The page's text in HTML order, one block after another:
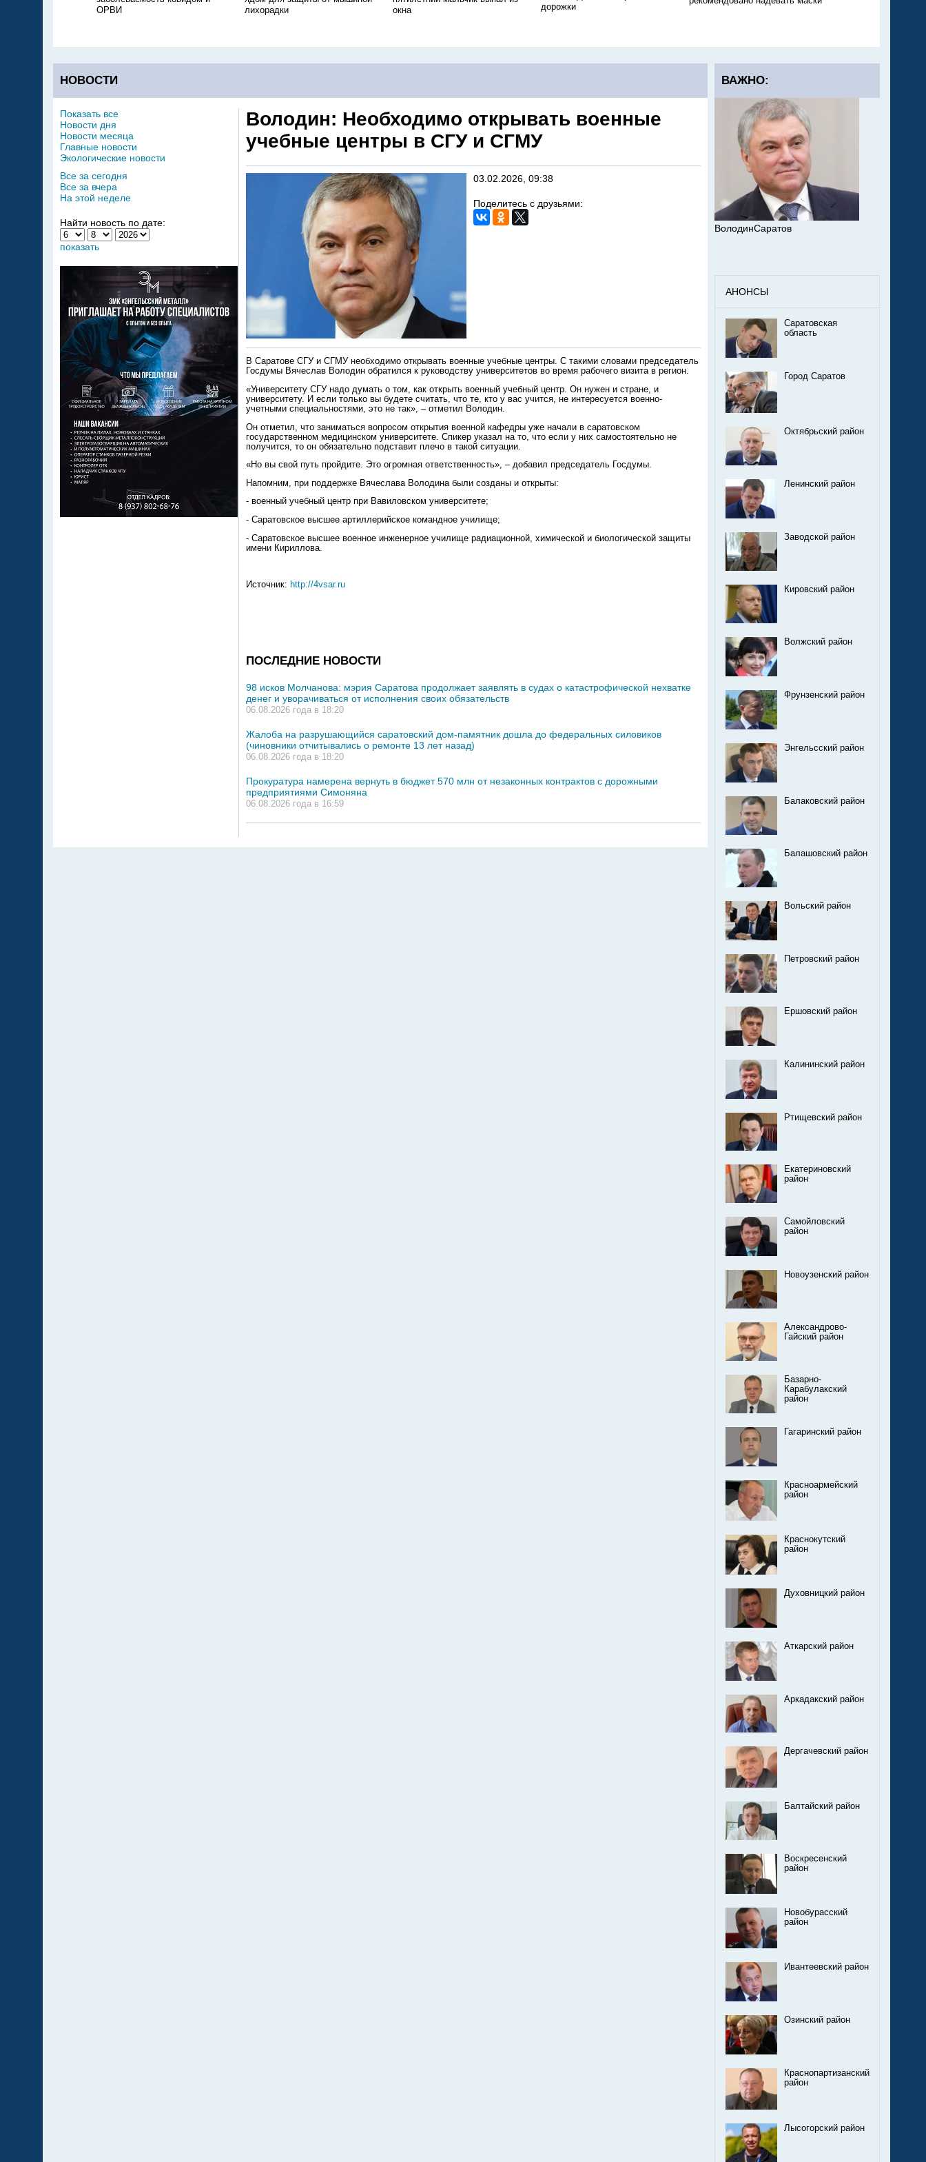
ОРВИ
лихорадки
окна
дорожки
НОВОСТИ
Володин: Необходимо открывать военные
учебные центры в СГУ и СГМУ
03.02.2026, 09:38
Поделитесь с друзьями:
В Саратове СГУ и СГМУ необходимо открывать военные учебные центры. С такими словами председатель
Госдумы Вячеслав Володин обратился к руководству университетов во время рабочего визита в регион.
«Университету СГУ надо думать о том, как открыть военный учебный центр. Он нужен и стране, и
университету. И если только вы будете считать, что те, кто у вас учится, не интересуется военно-
учетными специальностями, это не так», – отметил Володин.
Он отметил, что заниматься вопросом открытия военной кафедры уже начали в саратовском
государственном медицинском университете. Спикер указал на то, что если у них самостоятельно не
получится, то он обязательно подставит плечо в такой ситуации.
«Но вы свой путь пройдите. Это огромная ответственность», – добавил председатель Госдумы.
Напомним, при поддержке Вячеслава Володина были созданы и открыты:
- военный учебный центр при Вавиловском университете;
- Саратовское высшее артиллерийское командное училище;
- Саратовское высшее военное инженерное училище радиационной, химической и биологической защиты
имени Кириллова.
Источник: http://4vsar.ru
ПОСЛЕДНИЕ НОВОСТИ
98 исков Молчанова: мэрия Саратова продолжает заявлять в судах о катастрофической нехватке
денег и уворачиваться от исполнения своих обязательств
06.08.2026 года в 18:20
Жалоба на разрушающийся саратовский дом-памятник дошла до федеральных силовиков
(чиновники отчитывались о ремонте 13 лет назад)
06.08.2026 года в 18:20
Прокуратура намерена вернуть в бюджет 570 млн от незаконных контрактов с дорожными
предприятиями Симоняна
06.08.2026 года в 16:59
Показать все
Новости дня
Новости месяца
Главные новости
Экологические новости
Все за сегодня
Все за вчера
На этой неделе
Найти новость по дате:
показать
ВАЖНО:
ВолодинСаратов
АНОНСЫ
Саратовская
область
Город Саратов
Октябрьский район
Ленинский район
Заводской район
Кировский район
Волжский район
Фрунзенский район
Энгельсский район
Балаковский район
Балашовский район
Вольский район
Петровский район
Ершовский район
Калининский район
Ртищевский район
Екатериновский
район
Самойловский
район
Новоузенский район
Александрово-
Гайский район
Базарно-
Карабулакский
район
Гагаринский район
Красноармейский
район
Краснокутский
район
Духовницкий район
Аткарский район
Аркадакский район
Дергачевский район
Балтайский район
Воскресенский
район
Новобурасский
район
Ивантеевский район
Озинский район
Краснопартизанский
район
Лысогорский район